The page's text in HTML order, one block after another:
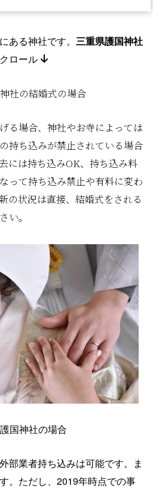
ある神社です。 三重県護国神社
ロール
社の結婚式の場合
る場合、神社やお寺によっては
持ち込みが禁止されている場合
には持ち込みOK、持ち込み料
って持ち込み禁止や有料に変わ
の状況は直接、結婚式をされる
い。
国神社の場合
部業者持ち込みは可能です。ま
。ただし、2019年時点での事